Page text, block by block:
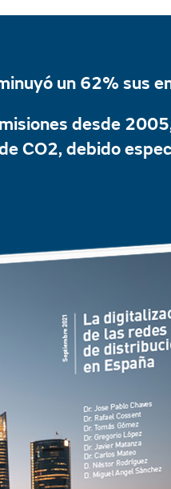
un 62% sus
desde
CO2, debido